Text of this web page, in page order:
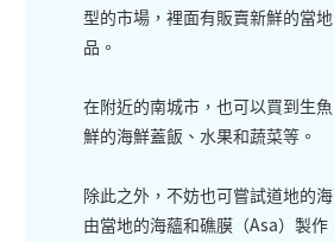
型的市場，裡面有販賣新鮮的當
品。
在附近的南城市，也可以買到生
鮮的海鮮蓋飯、水果和蔬菜等。
除此之外，不妨也可嘗試道地的
由當地的海蘊和礁膜（Asa）製